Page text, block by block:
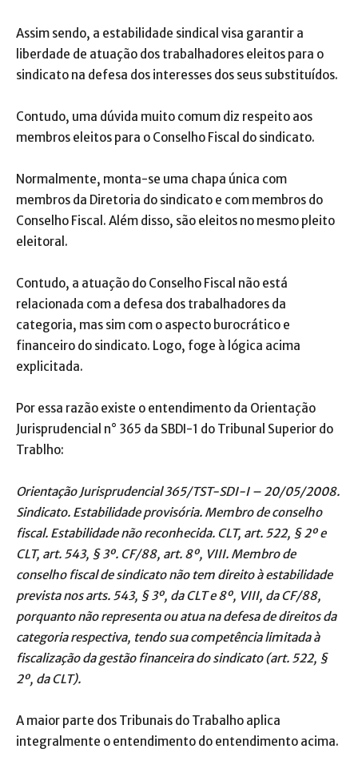
Assim sendo, a estabilidade sindical visa garantir a
liberdade de atuação dos trabalhadores eleitos para o
sindicato na defesa dos interesses dos seus substituídos.
Contudo, uma dúvida muito comum diz respeito aos
membros eleitos para o Conselho Fiscal do sindicato.
Normalmente, monta-se uma chapa única com
membros da Diretoria do sindicato e com membros do
Conselho Fiscal. Além disso, são eleitos no mesmo pleito
eleitoral.
Contudo, a atuação do Conselho Fiscal não está
relacionada com a defesa dos trabalhadores da
categoria, mas sim com o aspecto burocrático e
financeiro do sindicato. Logo, foge à lógica acima
explicitada.
Por essa razão existe o entendimento da Orientação
Jurisprudencial n° 365 da SBDI-1 do Tribunal Superior do
Trablho:
Orientação Jurisprudencial 365/TST-SDI-I – 20/05/2008.
Sindicato. Estabilidade provisória. Membro de conselho
fiscal. Estabilidade não reconhecida. CLT, art. 522, § 2º e
CLT, art. 543, § 3º. CF/88, art. 8º, VIII. Membro de
conselho fiscal de sindicato não tem direito à estabilidade
prevista nos arts. 543, § 3º, da CLT e 8º, VIII, da CF/88,
porquanto não representa ou atua na defesa de direitos da
categoria respectiva, tendo sua competência limitada à
fiscalização da gestão financeira do sindicato (art. 522, §
2º, da CLT).
A maior parte dos Tribunais do Trabalho aplica
integralmente o entendimento do entendimento acima.